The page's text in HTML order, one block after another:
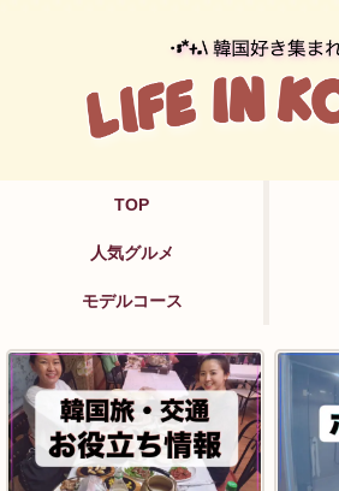
TOP
人気グルメ
モデルコース